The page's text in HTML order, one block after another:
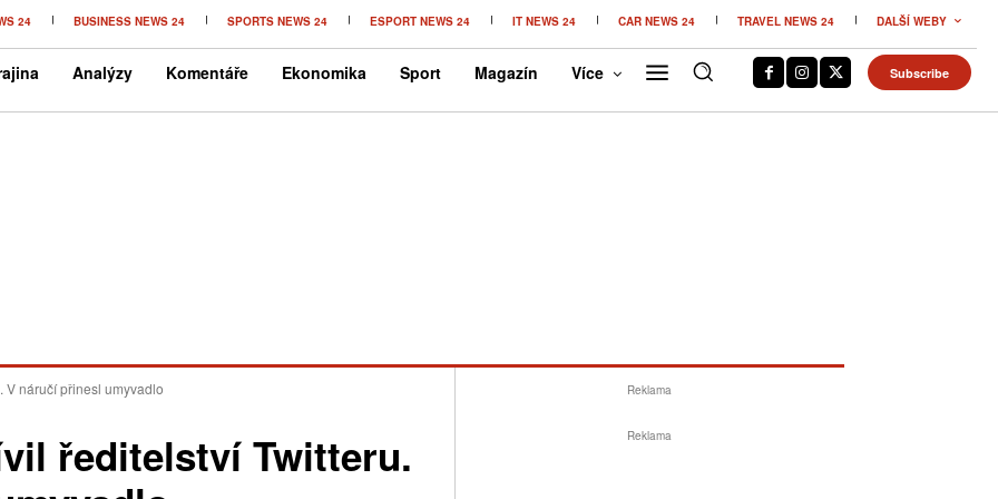
24 BUSINESS NEWS 24 SPORTS NEWS 24 ESPORT NEWS 24 IT NEWS 24 CAR NEWS 24 TRAVEL NEWS 24 DALŠÍ WEBY
Analýzy Komentáře Ekonomika Sport Magazín Více Subscribe
V náručí přinesl umyvadlo
ředitelství Twitteru.
Reklama
Reklama